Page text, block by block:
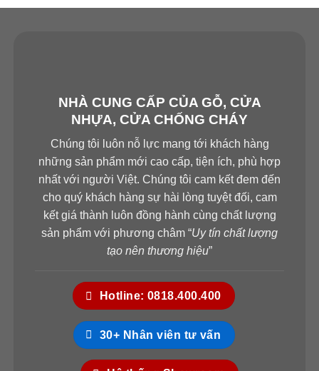
NHÀ CUNG CẤP CỦA GỖ, CỬA
NHỰA, CỬA CHỐNG CHÁY
Chúng tôi luôn nỗ lực mang tới khách hàng
những sản phẩm mới cao cấp, tiện ích, phù hợp
nhất với người Việt. Chúng tôi cam kết đem đến
cho quý khách hàng sự hài lòng tuyệt đối, cam
kết giá thành luôn đồng hành cùng chất lượng
sản phẩm với phương châm “Uy tín chất lượng
tạo nên thương hiệu”
Hotline: 0818.400.400
30+ Nhân viên tư vấn